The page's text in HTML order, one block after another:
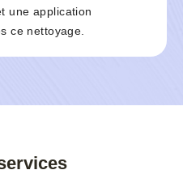
une application
ce nettoyage.